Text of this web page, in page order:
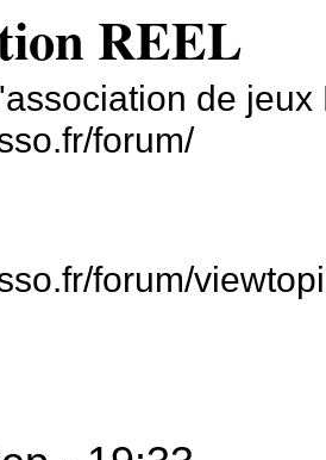
REEL
de jeux
forum/
forum/